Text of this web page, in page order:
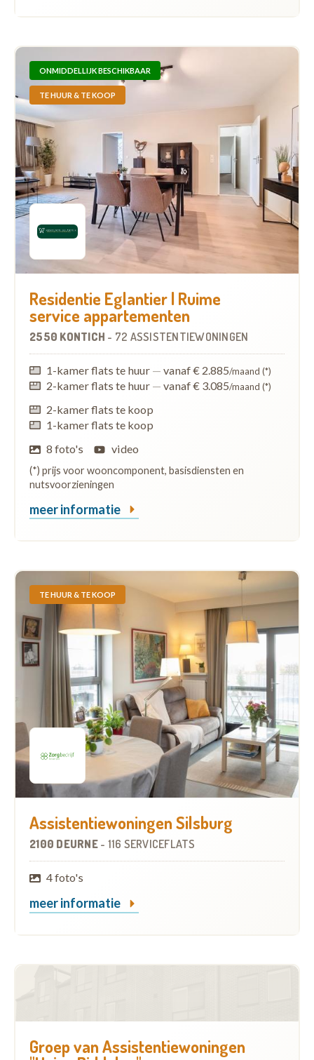
ONMIDDELLIJK BESCHIKBAAR
TE HUUR & TE KOOP
Residentie Eglantier | Ruime
service appartementen
2550 KONTICH - 72 ASSISTENTIEWONINGEN
1-kamer flats te huur — vanaf € 2.885/maand (*)
2-kamer flats te huur — vanaf € 3.085/maand (*)
2-kamer flats te koop
1-kamer flats te koop
8 foto's
video
(*) prijs voor wooncomponent, basisdiensten en
nutsvoorzieningen
meer informatie
TE HUUR & TE KOOP
Assistentiewoningen Silsburg
2100 DEURNE - 116 SERVICEFLATS
4 foto's
meer informatie
Groep van Assistentiewoningen